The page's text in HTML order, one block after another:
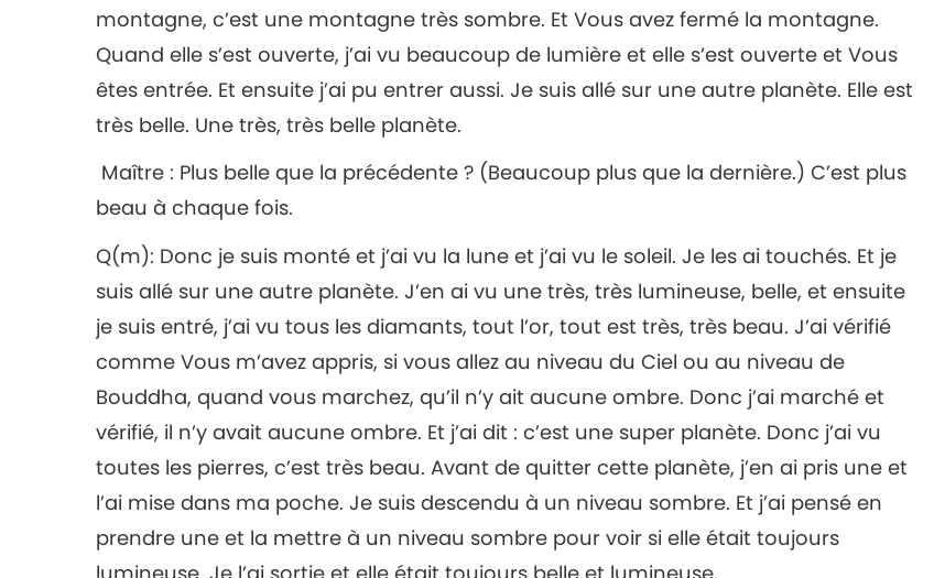
montagne, c’est une montagne très sombre. Et Vous avez fermé la montagne.
Quand elle s’est ouverte, j’ai vu beaucoup de lumière et elle s’est ouverte et Vous
êtes entrée. Et ensuite j’ai pu entrer aussi. Je suis allé sur une autre planète. Elle est
très belle. Une très, très belle planète.
Maître : Plus belle que la précédente ? (Beaucoup plus que la dernière.) C’est plus
beau à chaque fois.
Q(m): Donc je suis monté et j’ai vu la lune et j’ai vu le soleil. Je les ai touchés. Et je
suis allé sur une autre planète. J’en ai vu une très, très lumineuse, belle, et ensuite
je suis entré, j’ai vu tous les diamants, tout l’or, tout est très, très beau. J’ai vérifié
comme Vous m’avez appris, si vous allez au niveau du Ciel ou au niveau de
Bouddha, quand vous marchez, qu’il n’y ait aucune ombre. Donc j’ai marché et
vérifié, il n’y avait aucune ombre. Et j’ai dit : c’est une super planète. Donc j’ai vu
toutes les pierres, c’est très beau. Avant de quitter cette planète, j’en ai pris une et
l’ai mise dans ma poche. Je suis descendu à un niveau sombre. Et j’ai pensé en
prendre une et la mettre à un niveau sombre pour voir si elle était toujours